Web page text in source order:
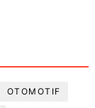
OTOMOTIF